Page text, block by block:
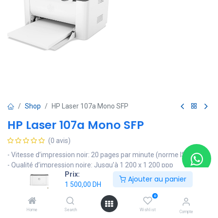
Prix:
1 500,00 DH
Ajouter au panier
Home Search
0
Wishlist Compte
Shop HP Laser 107a Mono SFP
HP Laser 107a Mono SFP
(0 avis)
- Vitesse d’impression noir: 20 pages par minute (norme ISO)
- Qualité d’impression noire: Jusqu’à 1 200 x 1 200 ppp
- Volume de pages mensuel recommandé: 100 à 1 500
- Impression recto/verso: Manuelle (prise en charge des pilotes
fournie)
- Fonctionne avec: 1 Cartouche de toner (noir)